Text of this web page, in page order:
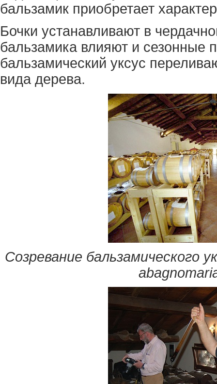
бальзамик приобретает
Бочки устанавливают в
бальзамика влияют и сезонные
бальзамический уксус
вида дерева.
Созревание бальзамического